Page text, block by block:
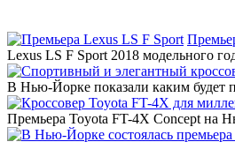
Lexus LS F Sport 2018 модельного
В Нью-Йорке показали каким будет
Премьера Toyota FT-4X Concept на